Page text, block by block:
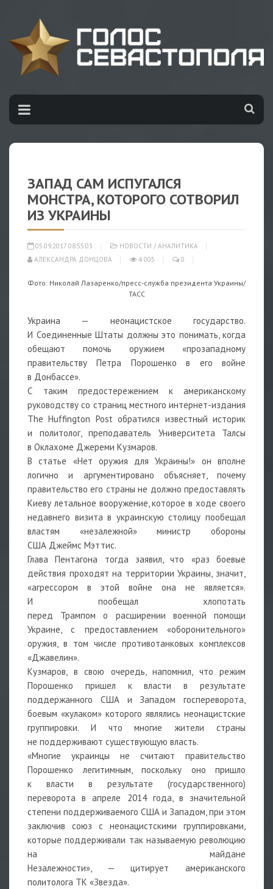
ЗАПАД САМ ИСПУГАЛСЯ
МОНСТРА, КОТОРОГО СОТВОРИЛ
ИЗ УКРАИНЫ
05.09.2017 08:55:03 НОВОСТИ / АНАЛИТИКА
АЛЕКСАНДРА ДОНЦОВА
4 005 0
Фото: Николай Лазаренко/пресс-служба президента Украины/
ТАСС
Украина — неонацистское государство.
И Соединенные Штаты должны это понимать, когда
обещают помочь оружием «прозападному
правительству Петра Порошенко в его войне
в Донбассе».
С таким предостережением к американскому
руководству со страниц местного интернет-издания
The Huffington Post обратился известный историк
и политолог, преподаватель Университета Талсы
в Оклахоме Джереми Кузмаров.
В статье «Нет оружия для Украины!» он вполне
логично и аргументировано объясняет, почему
правительство его страны не должно предоставлять
Киеву летальное вооружение, которое в ходе своего
недавнего визита в украинскую столицу пообещал
властям «незалежной» министр обороны
США Джеймс Мэттис.
Глава Пентагона тогда заявил, что «раз боевые
действия проходят на территории Украины, значит,
«агрессором в этой войне она не является».
И пообещал хлопотать
перед Трампом о расширении военной помощи
Украине, с предоставлением «оборонительного»
оружия, в том числе противотанковых комплексов
«Джавелин».
Кузмаров, в свою очередь, напомнил, что режим
Порошенко пришел к власти в результате
поддержанного США и Западом госпереворота,
боевым «кулаком» которого являлись неонацистские
группировки. И что многие жители страны
не поддерживают существующую власть.
«Многие украинцы не считают правительство
Порошенко легитимным, поскольку оно пришло
к власти в результате (государственного)
переворота в апреле 2014 года, в значительной
степени поддерживаемого США и Западом, при этом
заключив союз с неонацистскими группировками,
которые поддерживали так называемую революцию
на майдане
Незалежности», — цитирует американского
политолога ТК «Звезда».